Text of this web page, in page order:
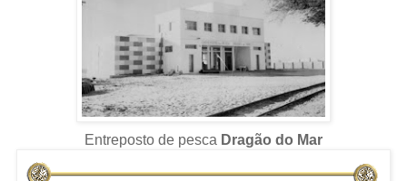
Entreposto de pesca Dragão do Mar